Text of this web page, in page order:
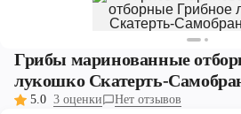
Коряжма
Котлас
Грибы маринованные
лукошко Скатерть-
5.0 3 оценки Нет отзывов